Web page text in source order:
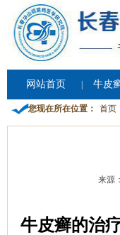
网站首页 牛皮
您现在所在位置： 首页
来源
牛皮癣的治